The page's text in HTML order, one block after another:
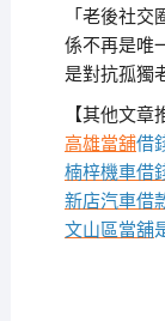
「老後社
係不再是唯
是對抗孤獨
【其他文章
高雄當舖借
楠梓機車借
新店汽車借
文山區當舖